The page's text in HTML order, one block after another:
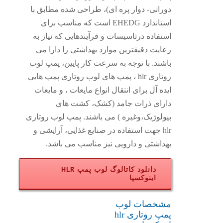
دورانی- دوار پره ای)، طراحی شده مطابق با
استاندارد EHEDG است که مناسب برای
استفاده درتاسیسات و فرآیندهایی که نیاز به
رعایت دقیقترین موارد بهداشتی را دارا می
باشند. با توجه به سرعت کار پایین، پمپ لوب
روتاری hlr ، پمپ های لوب روتاری پمپ هایی
ایده آل برای انتقال انواع مایعات ، و مایعات
دارای ذرات جامد (کشک، کشت های
بیولوژیک،وغیره ) می باشند. پمپ لوب روتاری
hlr جهت استفاده در صنایع غذایی، آرایشی و
بهداشتی و دارویی نیز مناسب می باشد.
دانلود کاتالوگ لوب پمپ HLR
مشخصات لوب
پمپ روتاری hlr